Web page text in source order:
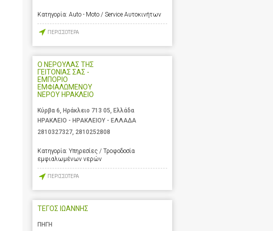
Κατηγορία: Auto - Moto / Service Αυτοκινήτων
ΠΕΡΙΣΣΟΤΕΡΑ
Ο ΝΕΡΟΥΛΑΣ ΤΗΣ
ΓΕΙΤΟΝΙΑΣ ΣΑΣ -
ΕΜΠΟΡΙΟ
ΕΜΦΙΑΛΩΜΕΝΟΥ
ΝΕΡΟΥ ΗΡΑΚΛΕΙΟ
Κύρβα 6, Ηράκλειο 713 05, Ελλάδα
ΗΡΑΚΛΕΙΟ - ΗΡΑΚΛΕΙΟΥ - ΕΛΛΑΔΑ
2810327327 2810252808
Κατηγορία: Υπηρεσίες / Τροφοδοσία
εμφιαλωμένων νερών
ΠΕΡΙΣΣΟΤΕΡΑ
ΤΕΓΟΣ ΙΩΑΝΝΗΣ
ΠΗΓΗ